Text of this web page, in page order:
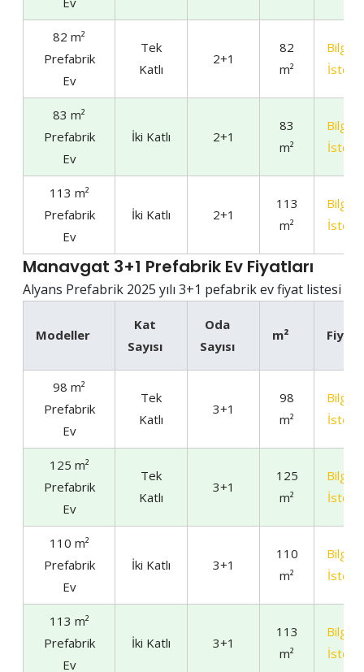
82 m²
Prefabrik
Ev
Tek
Katlı
2+1
82
m²
Bilgi
İste
83 m²
Prefabrik
Ev
İki Katlı 2+1
83
m²
Bilgi
İste
113 m²
Prefabrik
Ev
İki Katlı 2+1
113
m²
Bilgi
İste
Manavgat 3+1 Prefabrik Ev Fiyatları
Alyans Prefabrik 2025 yılı 3+1 pefabrik ev fiyat listesi
Modeller
Kat
Sayısı
Oda
Sayısı
m² Fiyat
98 m²
Prefabrik
Ev
Tek
Katlı
3+1
98
m²
Bilgi
İste
125 m²
Prefabrik
Ev
Tek
Katlı
3+1
125
m²
Bilgi
İste
110 m²
Prefabrik
Ev
İki Katlı 3+1
110
m²
Bilgi
İste
113 m²
Prefabrik
Ev
İki Katlı 3+1
113
m²
Bilgi
İste